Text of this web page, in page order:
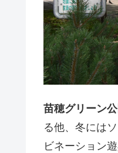
苗穂グリーン
る他、冬には
ビネーション